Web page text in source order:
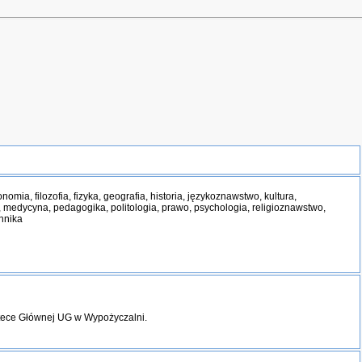
filozofia, fizyka, geografia, historia, językoznawstwo, kultura,
medycyna, pedagogika, politologia, prawo, psychologia, religioznawstwo,
Głównej UG w Wypożyczalni.